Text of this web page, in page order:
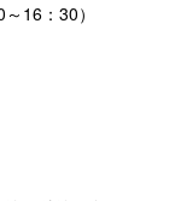
16：30）